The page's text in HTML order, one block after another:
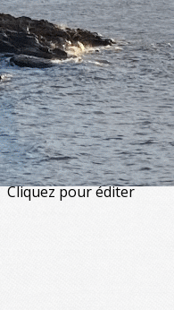
Artistiques -
Artisanales
De loisirs
Physiques et
Enfants et
?>
Images de la page
Cliquez pour éditer